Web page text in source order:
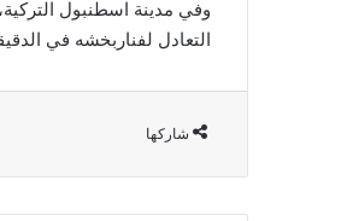
وفي مدينة اسطنبول
التعادل لفناربخشه في الدقيقة
شاركها